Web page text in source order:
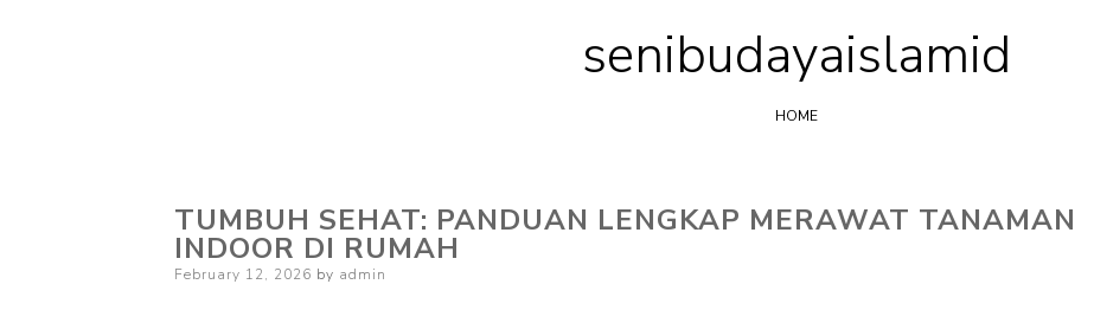
Skip
to
content
senibudayaislamid
HOME
TUMBUH SEHAT: PANDUAN LENGKAP MERAWAT TANAMAN
INDOOR DI RUMAH
Posted
February 12, 2026 by admin